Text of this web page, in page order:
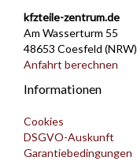
kfzteile-zentrum.de
Am Wasserturm 55
48653 Coesfeld (NRW)
Anfahrt berechnen
Informationen
Cookies
DSGVO-Auskunft
Garantiebedingungen